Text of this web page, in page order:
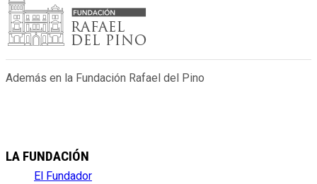
Además en la Fundación Rafael del Pino
LA FUNDACIÓN
El Fundador